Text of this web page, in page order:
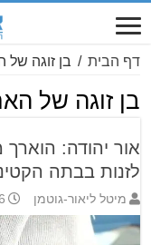
דף הבית / בן זוגה של
בן זוגה של
אור יהודה:
לזנות בבתה
מיטל ליאור-גוטמן 26